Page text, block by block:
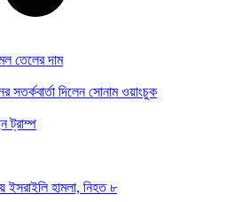
তেলের দাম
সতর্কবার্তা দিলেন সোনাম ওয়াংচুক
ট্রাম্প
ইসরাইলি হামলা, নিহত ৮